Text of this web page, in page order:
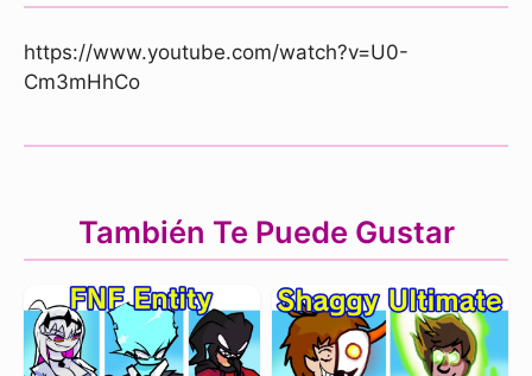
https://www.youtube.com/watch?v=U0-
Cm3mHhCo
También Te Puede Gustar